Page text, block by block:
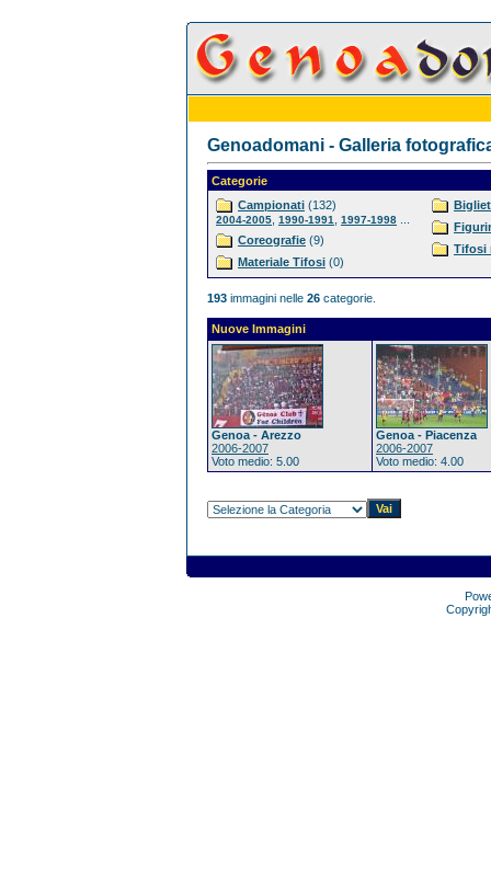
Genoadomani - Galleria
Categorie
Campionati (132)
2004-2005 1990-1991 1997-1998
Coreografie (9)
Materiale Tifosi (0)
Tifosi
193 immagini nelle 26 categorie.
Nuove Immagini
Genoa - Arezzo
2006-2007
Voto medio: 5.00
Genoa - Piacenza
2006-2007
Voto medio: 4.00